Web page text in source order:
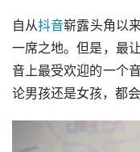
自从抖音崭露头角以
一席之地。但是，最
音上最受欢迎的一个
论男孩还是女孩，都